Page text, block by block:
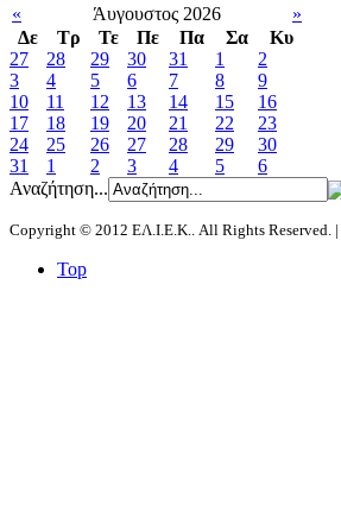
« Άυγουστος 2026
»
Δε
Tρ Τε Πε Πα Σα
Κυ
27
28 29 30 31 1
2
3
4 5 6 7 8
9
10
11 12 13 14 15
16
17
18 19 20 21 22
23
24
25 26 27 28 29
30
31
1 2 3 4 5
6
Αναζήτηση...
Copyright © 2012 ΕΛ.Ι.Ε.Κ.. All Rights Reserved. |
Top